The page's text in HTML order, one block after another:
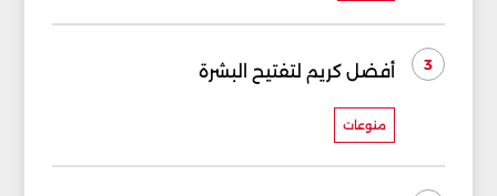
3 أفضل كريم لتفتيح البشرة
منوعات